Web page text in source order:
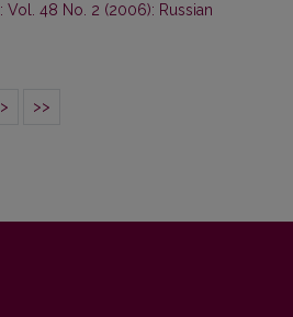
Vol. 48 No. 2 (2006): Russian
> >>